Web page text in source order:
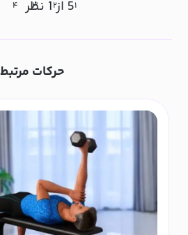
5 از 1 نظر۱ ۲ ۳ ۴
حرکات مرتبط